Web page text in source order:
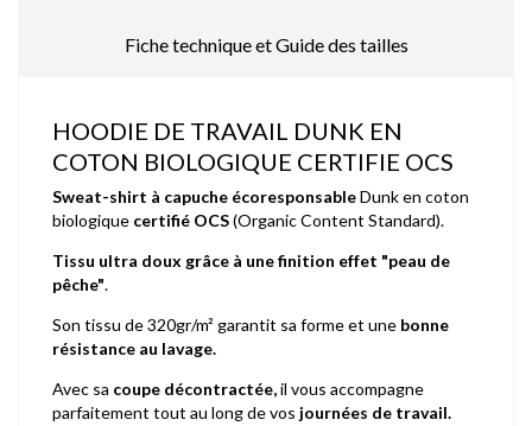
Fiche technique et Guide des tailles
HOODIE DE TRAVAIL DUNK EN
COTON BIOLOGIQUE CERTIFIE OCS
Sweat-shirt à capuche écoresponsableDunk en coton
biologique certifié OCS(Organic Content Standard).
Tissu ultra doux grâce à une finition effet "peau de
pêche".
Son tissu de 320gr/m² garantit sa forme et une bonne
résistance au lavage.
Avec sa coupe décontractée,il vous accompagne
parfaitement tout au long de vos journées de travail.